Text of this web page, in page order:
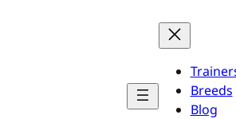
Breeds
Blog